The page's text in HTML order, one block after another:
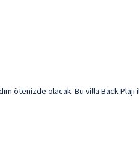
ötenizde olacak. Bu villa Back